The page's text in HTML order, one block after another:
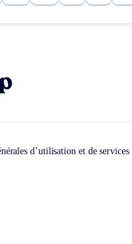
d’utilisation et de services